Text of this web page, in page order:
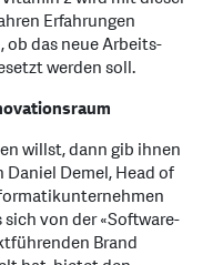
Erfahrungen
das neue Arbeits-
werden soll.
willst, dann gib ihnen
Demel, Head of
von der «Software-
Brand